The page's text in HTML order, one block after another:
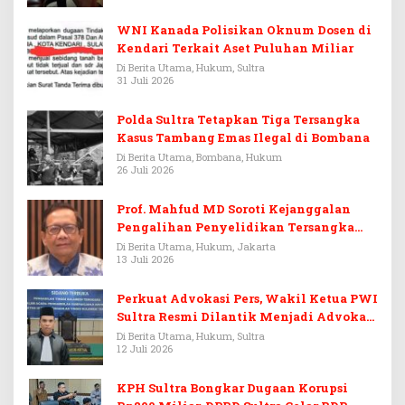
WNI Kanada Polisikan Oknum Dosen di
Kendari Terkait Aset Puluhan Miliar
Di Berita Utama, Hukum, Sultra
31 Juli 2026
Polda Sultra Tetapkan Tiga Tersangka
Kasus Tambang Emas Ilegal di Bombana
Di Berita Utama, Bombana, Hukum
26 Juli 2026
Prof. Mahfud MD Soroti Kejanggalan
Pengalihan Penyelidikan Tersangka
Febrie Adriansyah
Di Berita Utama, Hukum, Jakarta
13 Juli 2026
Perkuat Advokasi Pers, Wakil Ketua PWI
Sultra Resmi Dilantik Menjadi Advokat
PERADI
Di Berita Utama, Hukum, Sultra
12 Juli 2026
KPH Sultra Bongkar Dugaan Korupsi